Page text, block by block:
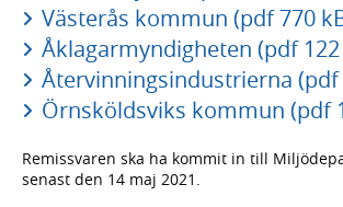
Västerås kommun (pdf 770
Åklagarmyndigheten (pdf 122
Återvinningsindustrierna (pdf
Örnsköldsviks kommun (pdf
Remissvaren ska ha kommit in till
senast den 14 maj 2021.